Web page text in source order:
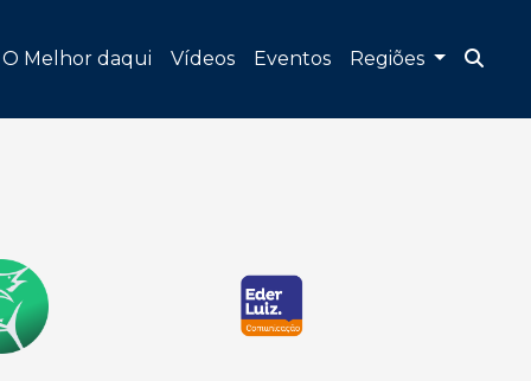
O Melhor daqui Vídeos Eventos Regiões